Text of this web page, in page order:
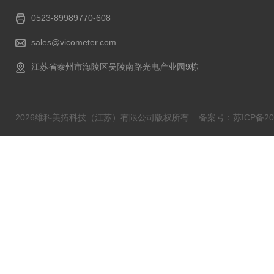
0523-89989770-608
sales@vicometer.com
江苏省泰州市海陵区吴陵南路光电产业园9栋
2026维科美拓科技（江苏）有限公司版权所有 备案号：苏ICP备